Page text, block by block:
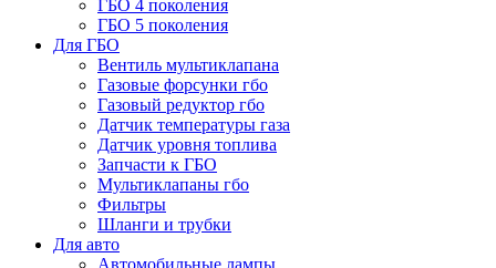
ГБО 4 поколения
ГБО 5 поколения
Для ГБО
Вентиль мультиклапана
Газовые форсунки гбо
Газовый редуктор гбо
Датчик температуры газа
Датчик уровня топлива
Запчасти к ГБО
Мультиклапаны гбо
Фильтры
Шланги и трубки
Для авто
Автомобильные лампы